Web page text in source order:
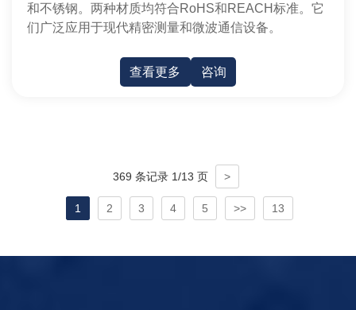
和不锈钢。两种材质均符合RoHS和REACH标准。它
们广泛应用于现代精密测量和微波通信设备。
查看更多 咨询
369 条记录 1/13 页 >
1 2 3 4 5 >> 13